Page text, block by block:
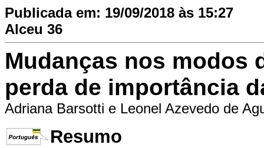
Publicada em: 19/09/2018 às 15:27
Alceu 36
Mudanças nos modos
perda de importância
Adriana Barsotti e Leonel Azevedo de
Resumo